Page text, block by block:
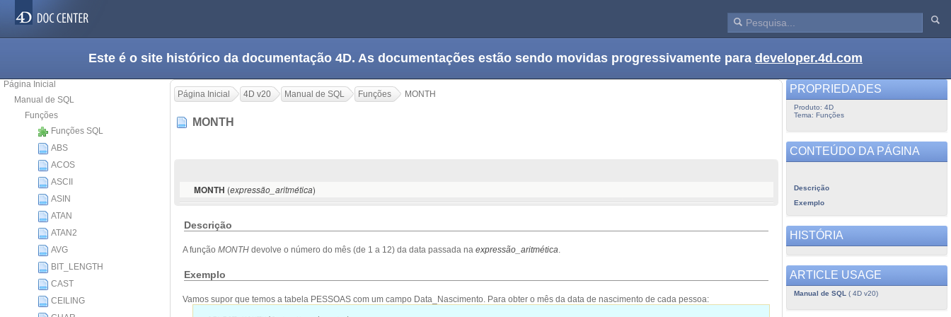
Este é o site histórico da documentação 4D. As documentações estão sendo movidas progressivamente para developer.4d.com
Página Inicial
Manual de SQL
Funções
Funções SQL
ABS
ACOS
ASCII
ASIN
ATAN
ATAN2
AVG
BIT_LENGTH
CAST
CEILING
Página Inicial 4D v20 Manual de SQL Funções MONTH
MONTH
MONTH (expressão_aritmética)
Descrição
A função MONTH devolve o número do mês (de 1 a 12) da data passada na expressão_aritmética.
Exemplo
Vamos supor que temos a tabela PESSOAS com um campo Data_Nascimento. Para obter o mês da data de nascimento de cada pessoa:
PROPRIEDADES
Produto: 4D
Tema: Funções
CONTEÚDO DA PÁGINA
Descrição
Exemplo
HISTÓRIA
ARTICLE USAGE
Manual de SQL ( 4D v20)